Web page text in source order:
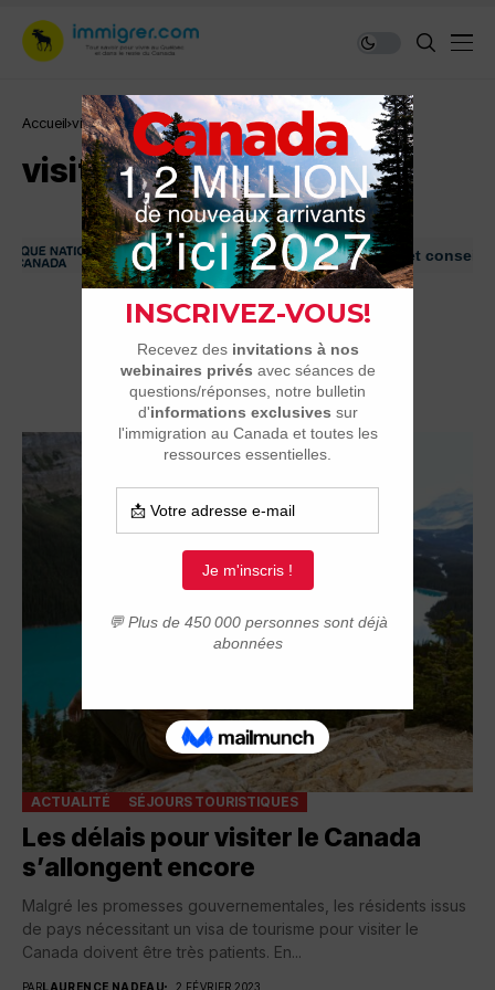
Accueil visiteur
visiteur
Immigrer au Canada: ressources et conseils
ACTUALITÉ SÉJOURS TOURISTIQUES
Les délais pour visiter le Canada
s’allongent encore
Malgré les promesses gouvernementales, les résidents issus
de pays nécessitant un visa de tourisme pour visiter le
Canada doivent être très patients. En...
PAR LAURENCE NADEAU 2 FÉVRIER 2023